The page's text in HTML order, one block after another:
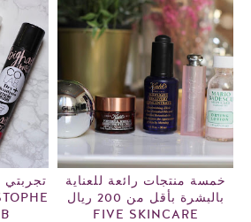
تجربتي
خمسة منتجات رائعة للعناية
بالبشرة بأقل من 200 ريال
FIVE SKINCARE